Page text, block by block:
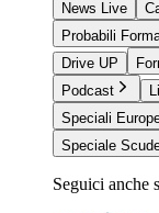
News Live
Probabili
Drive UP
Podcast
Speciali
Speciale
Seguici anche